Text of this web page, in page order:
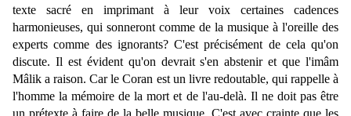
texte sacré en imprimant à leur voix certaines cadences
harmonieuses, qui sonneront comme de la musique à l'oreille des
experts comme des ignorants? C'est précisément de cela qu'on
discute. Il est évident qu'on devrait s'en abstenir et que l'imâm
Mâlik a raison. Car le Coran est un livre redoutable, qui rappelle à
l'homme la mémoire de la mort et de l'au-delà. Il ne doit pas être
un prétexte à faire de la belle musique. C'est avec crainte que les